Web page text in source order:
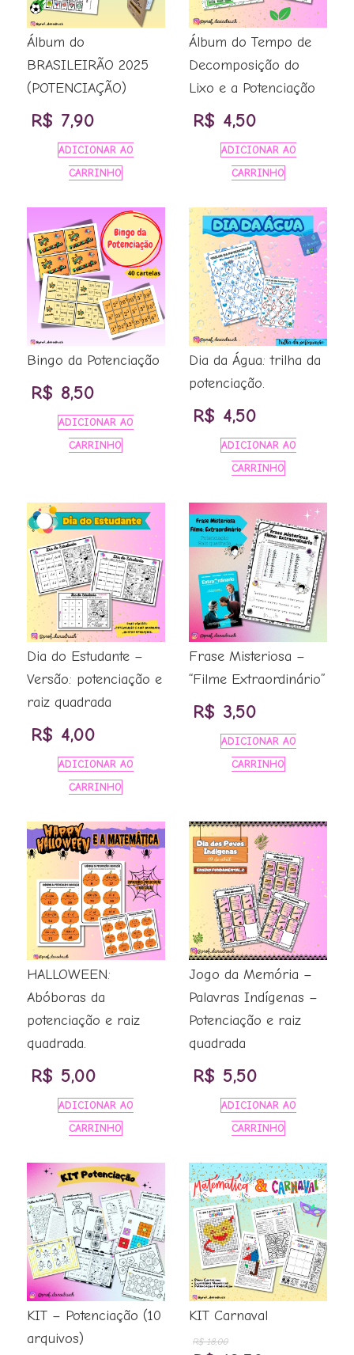
Álbum do
BRASILEIRÃO 2025
(POTENCIAÇÃO)
R$ 7,90
ADICIONAR AO
CARRINHO
Álbum do Tempo de
Decomposição do
Lixo e a Potenciação
R$ 4,50
ADICIONAR AO
CARRINHO
Bingo da Potenciação
R$ 8,50
ADICIONAR AO
CARRINHO
Dia da Água: trilha da
potenciação.
R$ 4,50
ADICIONAR AO
CARRINHO
Dia do Estudante –
Versão: potenciação e
raiz quadrada
R$ 4,00
ADICIONAR AO
CARRINHO
Frase Misteriosa –
“Filme Extraordinário”
R$ 3,50
ADICIONAR AO
CARRINHO
HALLOWEEN:
Abóboras da
potenciação e raiz
quadrada.
R$ 5,00
ADICIONAR AO
CARRINHO
Jogo da Memória –
Palavras Indígenas –
Potenciação e raiz
quadrada
R$ 5,50
ADICIONAR AO
CARRINHO
KIT – Potenciação (10
arquivos)
KIT Carnaval
R$18,00